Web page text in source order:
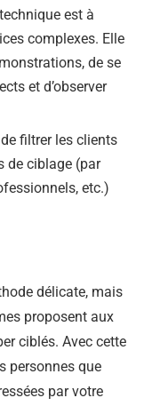
est à
complexes. Elle
de se
et d’observer
filtrer les clients
de ciblage (par
etc.)
délicate, mais
proposent aux
ciblés. Avec cette
personnes que
par votre